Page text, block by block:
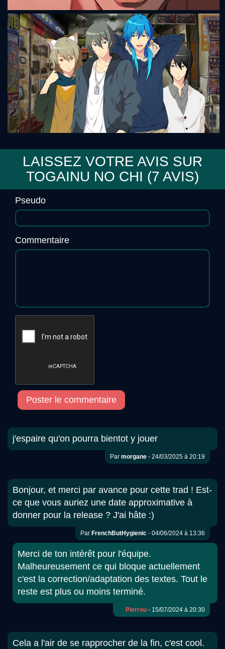
Mignon
♂Osu-Boys!! ~Ikemen Ryōjoku ☆ Paradise~
LAISSEZ VOTRE AVIS SUR
TOGAINU NO CHI (7 AVIS)
Pseudo
Commentaire
Poster le commentaire
j'espaire qu'on pourra bientot y jouer
Par morgane - 24/03/2025 à 20:19
Bonjour, et merci par avance pour cette trad ! Est-
ce que vous auriez une date approximative à
donner pour la release ? J'ai hâte :)
Par FrenchButHygienic - 04/06/2024 à 13:36
Merci de ton intérêt pour l'équipe.
Malheureusement ce qui bloque actuellement
c'est la correction/adaptation des textes. Tout le
reste est plus ou moins terminé.
Pierrou - 15/07/2024 à 20:30
Cela a l'air de se rapprocher de la fin, c'est cool.